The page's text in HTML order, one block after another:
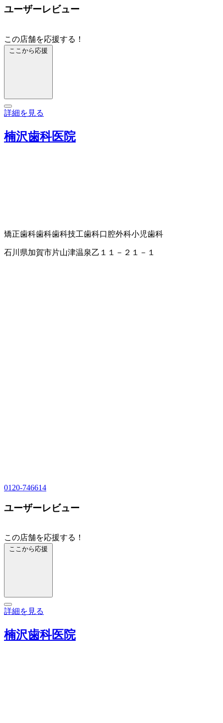
ユーザーレビュー
この店舗を応援する！
ここから応援
詳細を見る
楠沢歯科医院
矯正歯科歯科歯科技工歯科口腔外科小児歯科
石川県加賀市片山津温泉乙１１－２１－１
0120-746614
ユーザーレビュー
この店舗を応援する！
ここから応援
詳細を見る
楠沢歯科医院